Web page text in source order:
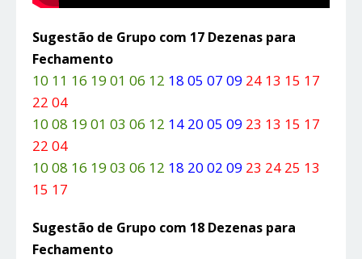
Sugestão de Grupo com 17 Dezenas para
Fechamento
10 11 16 19 01 06 12 18 05 07 09 24 13 15 17
22 04
10 08 19 01 03 06 12 14 20 05 09 23 13 15 17
22 04
10 08 16 19 03 06 12 18 20 02 09 23 24 25 13
15 17
Sugestão de Grupo com 18 Dezenas para
Fechamento